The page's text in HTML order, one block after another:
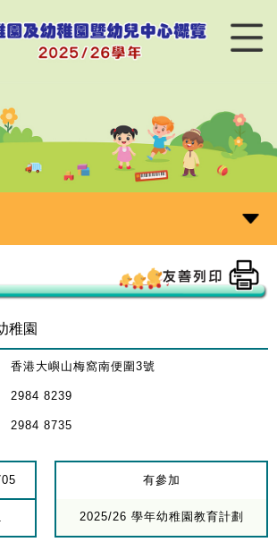
稚園
香港大嶼山梅窩南便圍3號
2984 8239
2984 8735
有參加
2025/26 學年幼稚園教育計劃